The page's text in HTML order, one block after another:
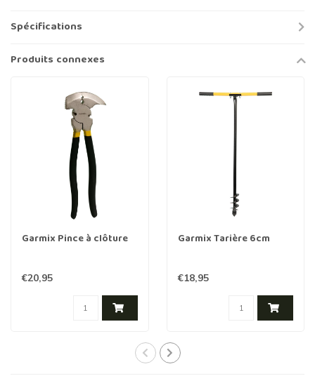
Spécifications
Produits connexes
Garmix Pince à clôture
€20,95
Garmix Tarière 6cm
€18,95